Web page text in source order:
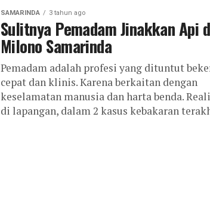
SAMARINDA 3 tahun ago
Sulitnya Pemadam Jinakkan Api
Milono Samarinda
Pemadam adalah profesi yang dituntut
cepat dan klinis. Karena berkaitan dengan
keselamatan manusia dan harta benda.
di lapangan, dalam 2 kasus kebakaran